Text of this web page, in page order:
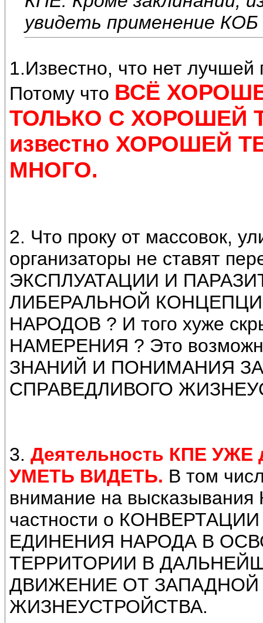
увидеть применение КОБ
1.Известно, что нет
Потому что ВСЁ
ТОЛЬКО С ХОРОШЕЙ
известно ХОРОШЕЙ
МНОГО.
2. Что проку от массовок,
организаторы не ставят
ЭКСПЛУАТАЦИИ И
ЛИБЕРАЛЬНОЙ
НАРОДОВ ? И того хуже
НАМЕРЕНИЯ ? Это возможно
ЗНАНИЙ И ПОНИМАНИЯ
СПРАВЕДЛИВОГО
3. Деятельность КПЕ
УМЕТЬ ВИДЕТЬ. В том
внимание на высказывания
частности о
ЕДИНЕНИЯ НАРОДА В
ТЕРРИТОРИИ В
ДВИЖЕНИЕ ОТ
ЖИЗНЕУСТРОЙСТВА.